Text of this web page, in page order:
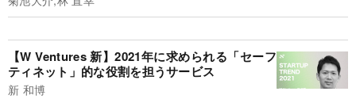
【W Ventures 新】2021年に求められる「セーフ
ティネット」的な役割を担うサービス
新 和博